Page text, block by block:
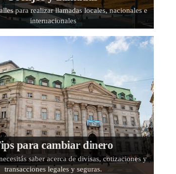
para realizar llamadas locales, nacionales e
internacionales
para cambiar dinero
saber acerca de divisas, cotizaciones y
transacciones legales y seguras.